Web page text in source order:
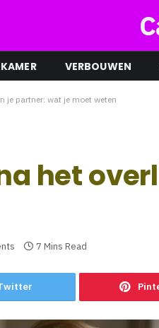
VERBOUWEN
je partner: wat je moet weten
het
7 Mins Read